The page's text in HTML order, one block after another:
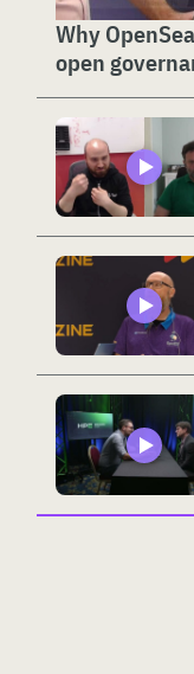
Why
open